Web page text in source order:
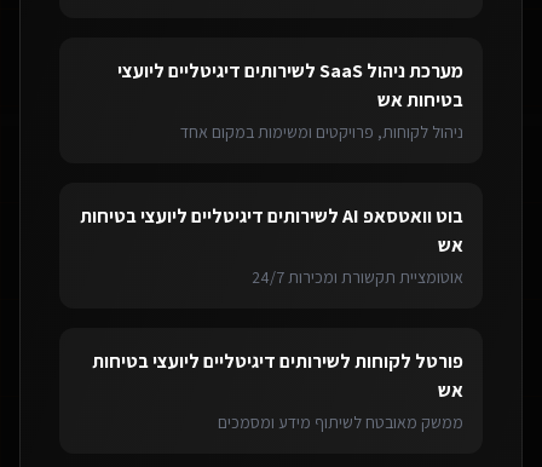
מערכת ניהול SaaS לשירותים דיגיטליים ליועצי
בטיחות אש
ניהול לקוחות, פרויקטים ומשימות במקום אחד
בוט וואטסאפ AI לשירותים דיגיטליים ליועצי בטיחות
אש
אוטומציית תקשורת ומכירות 24/7
פורטל לקוחותלשירותים דיגיטליים ליועצי בטיחות
אש
ממשק מאובטח לשיתוף מידע ומסמכים